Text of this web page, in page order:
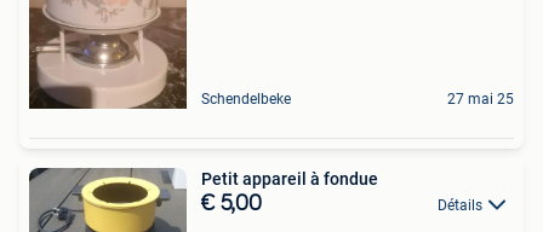
Schendelbeke 27 mai 25
Petit appareil à fondue
€ 5,00 Détails